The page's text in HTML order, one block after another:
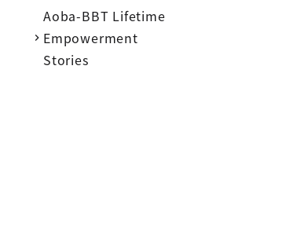
Aoba-BBT Lifetime
Empowerment
Stories